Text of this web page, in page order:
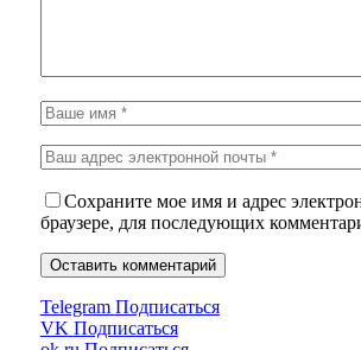
Сохраните мое имя и адрес
браузере, для последующих
Telegram Подписаться
VK Подписаться